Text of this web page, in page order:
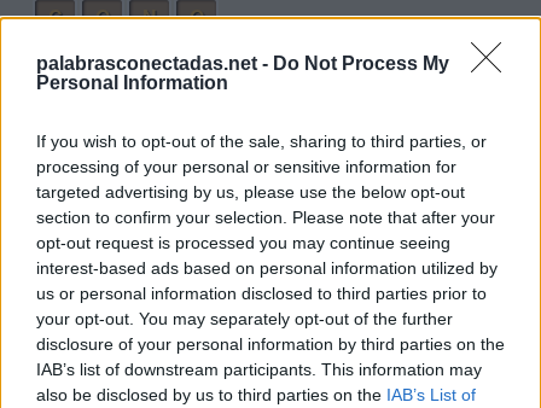
palabrasconectadas.net - Do Not Process My
Personal Information
If you wish to opt-out of the sale, sharing to third parties, or
processing of your personal or sensitive information for
targeted advertising by us, please use the below opt-out
section to confirm your selection. Please note that after your
opt-out request is processed you may continue seeing
interest-based ads based on personal information utilized by
us or personal information disclosed to third parties prior to
your opt-out. You may separately opt-out of the further
disclosure of your personal information by third parties on the
IAB’s list of downstream participants. This information may
also be disclosed by us to third parties on the IAB’s List of
C
O N
O
C
O S
O
S
I G
O
S
O C I
O
C
O N S I G
O
Palabras extra:
S
O
N
N
O
S
O
S
O
S
I N
O